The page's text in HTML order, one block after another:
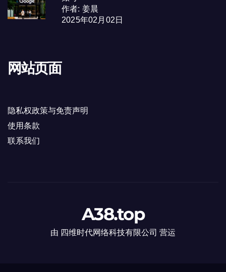
作者: 姜晨
2025年02月02日
网站页面
隐私权政策与免责声明
使用条款
联系我们
A38.top
由 四维时代网络科技有限公司 营运